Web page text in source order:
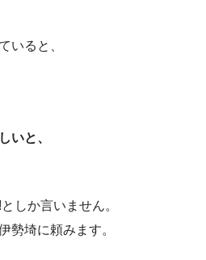
いると、
いと、
しか言いません。
勢埼に頼みます。